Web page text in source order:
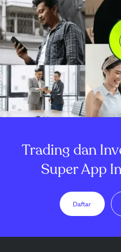
Trading dan
Super App
Daftar